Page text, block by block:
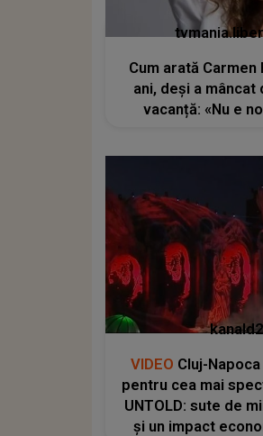
Cum arată Carmen
ani, deși a
vacanță: «Nu e
VIDEO Cluj-
pentru cea mai
UNTOLD: sute de
și un impact